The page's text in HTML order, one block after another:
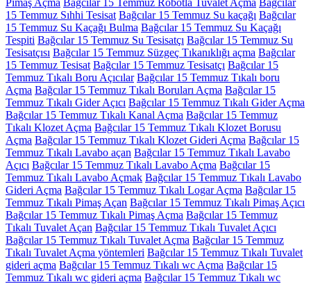
Pimaş Açma Bağcılar 15 Temmuz Robotla Tuvalet Açma Bağcılar
15 Temmuz Sıhhi Tesisat Bağcılar 15 Temmuz Su kaçağı Bağcılar
15 Temmuz Su Kaçağı Bulma Bağcılar 15 Temmuz Su Kaçağı
Tespiti Bağcılar 15 Temmuz Su Tesisatçı Bağcılar 15 Temmuz Su
Tesisatçısı Bağcılar 15 Temmuz Süzgeç Tıkanıklığı açma Bağcılar
15 Temmuz Tesisat Bağcılar 15 Temmuz Tesisatçı Bağcılar 15
Temmuz Tıkalı Boru Açıcılar Bağcılar 15 Temmuz Tıkalı boru
Açma Bağcılar 15 Temmuz Tıkalı Boruları Açma Bağcılar 15
Temmuz Tıkalı Gider Açıcı Bağcılar 15 Temmuz Tıkalı Gider Açma
Bağcılar 15 Temmuz Tıkalı Kanal Açma Bağcılar 15 Temmuz
Tıkalı Klozet Açma Bağcılar 15 Temmuz Tıkalı Klozet Borusu
Açma Bağcılar 15 Temmuz Tıkalı Klozet Gideri Açma Bağcılar 15
Temmuz Tıkalı Lavabo açan Bağcılar 15 Temmuz Tıkalı Lavabo
Açıcı Bağcılar 15 Temmuz Tıkalı Lavabo Açma Bağcılar 15
Temmuz Tıkalı Lavabo Açmak Bağcılar 15 Temmuz Tıkalı Lavabo
Gideri Açma Bağcılar 15 Temmuz Tıkalı Logar Açma Bağcılar 15
Temmuz Tıkalı Pimaş Açan Bağcılar 15 Temmuz Tıkalı Pimaş Açıcı
Bağcılar 15 Temmuz Tıkalı Pimaş Açma Bağcılar 15 Temmuz
Tıkalı Tuvalet Açan Bağcılar 15 Temmuz Tıkalı Tuvalet Açıcı
Bağcılar 15 Temmuz Tıkalı Tuvalet Açma Bağcılar 15 Temmuz
Tıkalı Tuvalet Açma yöntemleri Bağcılar 15 Temmuz Tıkalı Tuvalet
gideri açma Bağcılar 15 Temmuz Tıkalı wc Açma Bağcılar 15
Temmuz Tıkalı wc gideri açma Bağcılar 15 Temmuz Tıkalı wc